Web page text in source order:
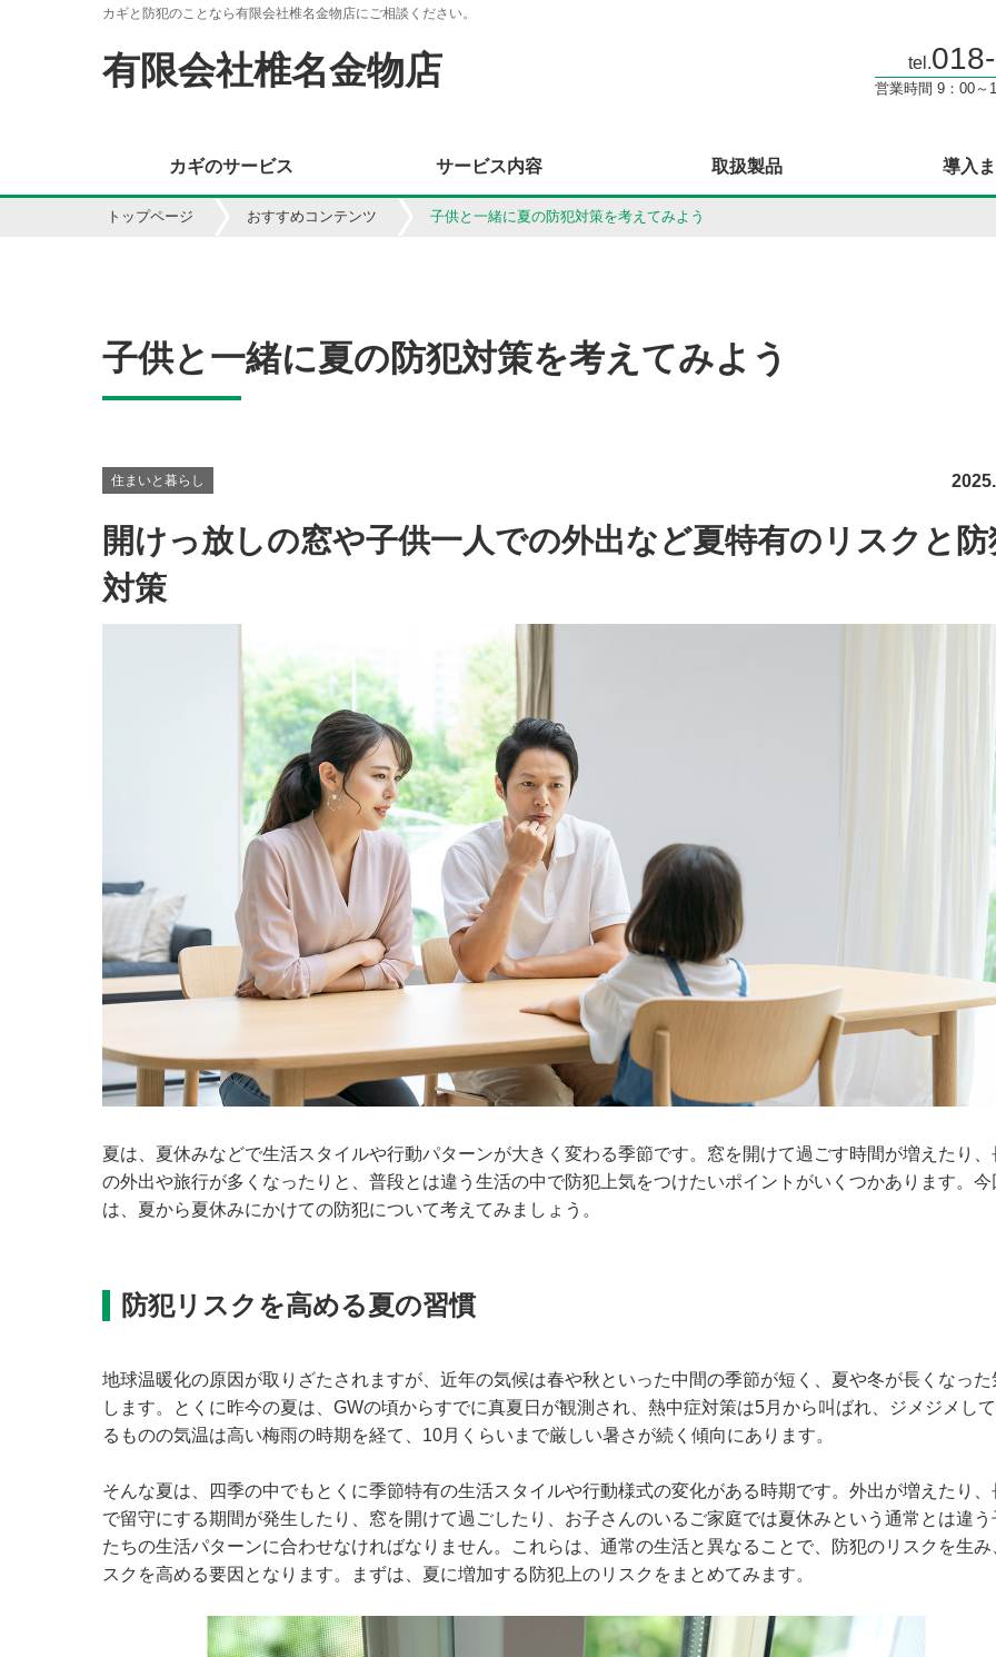
カギと防犯のことなら有限会社椎名金物店にご相談ください。
有限会社椎名金物店 tel.
営業時間 9：00～
カギのサービス サービス内容 取扱製品 導入
トップページ おすすめコンテンツ 子供と一緒に夏の防犯対策を考えてみよう
子供と一緒に夏の防犯対策を考えてみよう
住まいと暮らし
開けっ放しの窓や子供一人での外出など夏特有のリスクと防
対策
夏は、夏休みなどで生活スタイルや行動パターンが大きく変わる季節です。窓を開けて過ごす時間が増えたり、
の外出や旅行が多くなったりと、普段とは違う生活の中で防犯上気をつけたいポイントがいくつかあります。今
は、夏から夏休みにかけての防犯について考えてみましょう。
防犯リスクを高める夏の習慣
地球温暖化の原因が取りざたされますが、近年の気候は春や秋といった中間の季節が短く、夏や冬が長くなった
します。とくに昨今の夏は、GWの頃からすでに真夏日が観測され、熱中症対策は5月から叫ばれ、ジメジメし
るものの気温は高い梅雨の時期を経て、10月くらいまで厳しい暑さが続く傾向にあります。
そんな夏は、四季の中でもとくに季節特有の生活スタイルや行動様式の変化がある時期です。外出が増えたり、
で留守にする期間が発生したり、窓を開けて過ごしたり、お子さんのいるご家庭では夏休みという通常とは違う
たちの生活パターンに合わせなければなりません。これらは、通常の生活と異なることで、防犯のリスクを生み
スクを高める要因となります。まずは、夏に増加する防犯上のリスクをまとめてみます。